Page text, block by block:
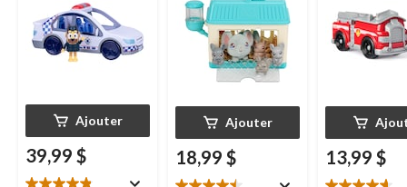
Ajouter
39,99 $
Ajouter
18,99 $ 13,99 $